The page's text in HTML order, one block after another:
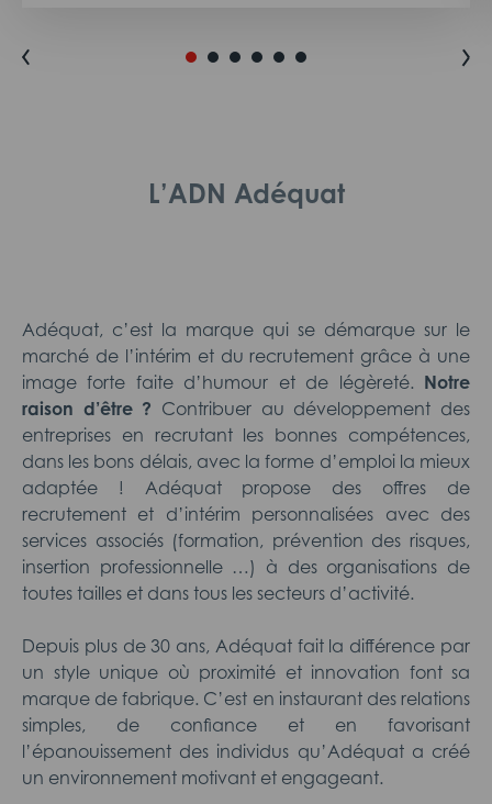
L’ADN Adéquat
Adéquat, c’est la marque qui se démarque sur le
marché de l’intérim et du recrutement grâce à une
image forte faite d’humour et de légèreté. Notre
raison d’être ? Contribuer au développement des
entreprises en recrutant les bonnes compétences,
dans les bons délais, avec la forme d’emploi la mieux
adaptée ! Adéquat propose des offres de
recrutement et d’intérim personnalisées avec des
services associés (formation, prévention des risques,
insertion professionnelle …) à des organisations de
toutes tailles et dans tous les secteurs d’activité.
Depuis plus de 30 ans, Adéquat fait la différence par
un style unique où proximité et innovation font sa
marque de fabrique. C’est en instaurant des relations
simples, de confiance et en favorisant
l’épanouissement des individus qu’Adéquat a créé
un environnement motivant et engageant.